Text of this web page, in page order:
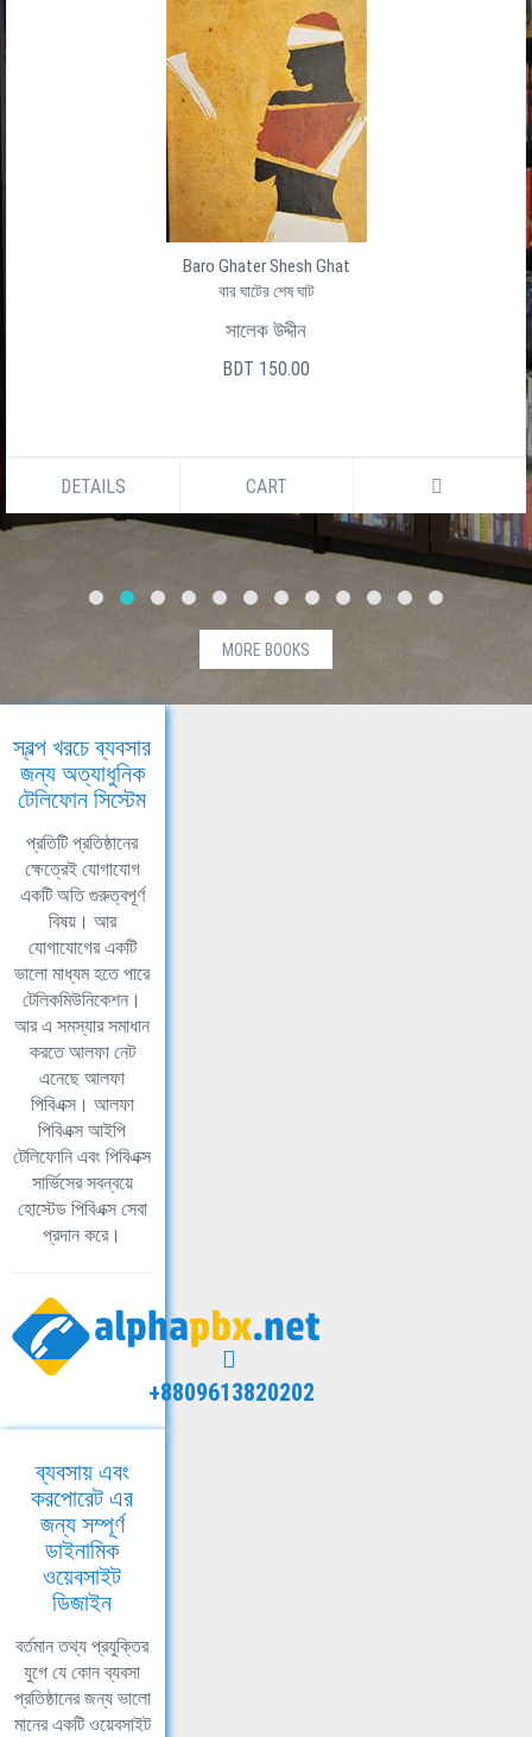
Kolpobiggan O Rohosso Golpo
কল্পবিজ্ঞান ও রহস্য গল্প
বিপ্রদাশ বড়ুয়া
BDT 150.00
DETAILS CART
MORE BOOKS
স্বল্প খরচে ব্যবসার
জন্য অত্যাধুনিক
টেলিফোন সিস্টেম
প্রতিটি প্রতিষ্ঠানের
ক্ষেত্রেই যোগাযোগ
একটি অতি গুরুত্বপূর্ণ
বিষয়। আর
যোগাযোগের একটি
ভালো মাধ্যম হতে পারে
টেলিকমিউনিকেশন।
আর এ সমস্যার সমাধান
করতে আলফা নেট
এনেছে আলফা
পিবিএক্স। আলফা
পিবিএক্স আইপি
টেলিফোনি এবং পিবিএক্স
সার্ভিসের সবন্বয়ে
হোস্টেড পিবিএক্স সেবা
প্রদান করে।
+8809613820202
ব্যবসায় এবং
করপোরেট এর
জন্য সম্পূর্ণ
ডাইনামিক
ওয়েবসাইট
ডিজাইন
বর্তমান তথ্য প্রযুক্তির
যুগে যে কোন ব্যবসা
প্রতিষ্ঠানের জন্য ভালো
মানের একটি ওয়েবসাইট